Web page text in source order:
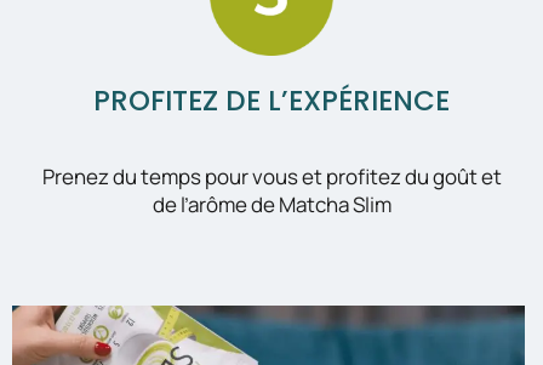
PROFITEZ DE L’EXPÉRIENCE
Prenez du temps pour vous et profitez du goût et
de l’arôme de Matcha Slim